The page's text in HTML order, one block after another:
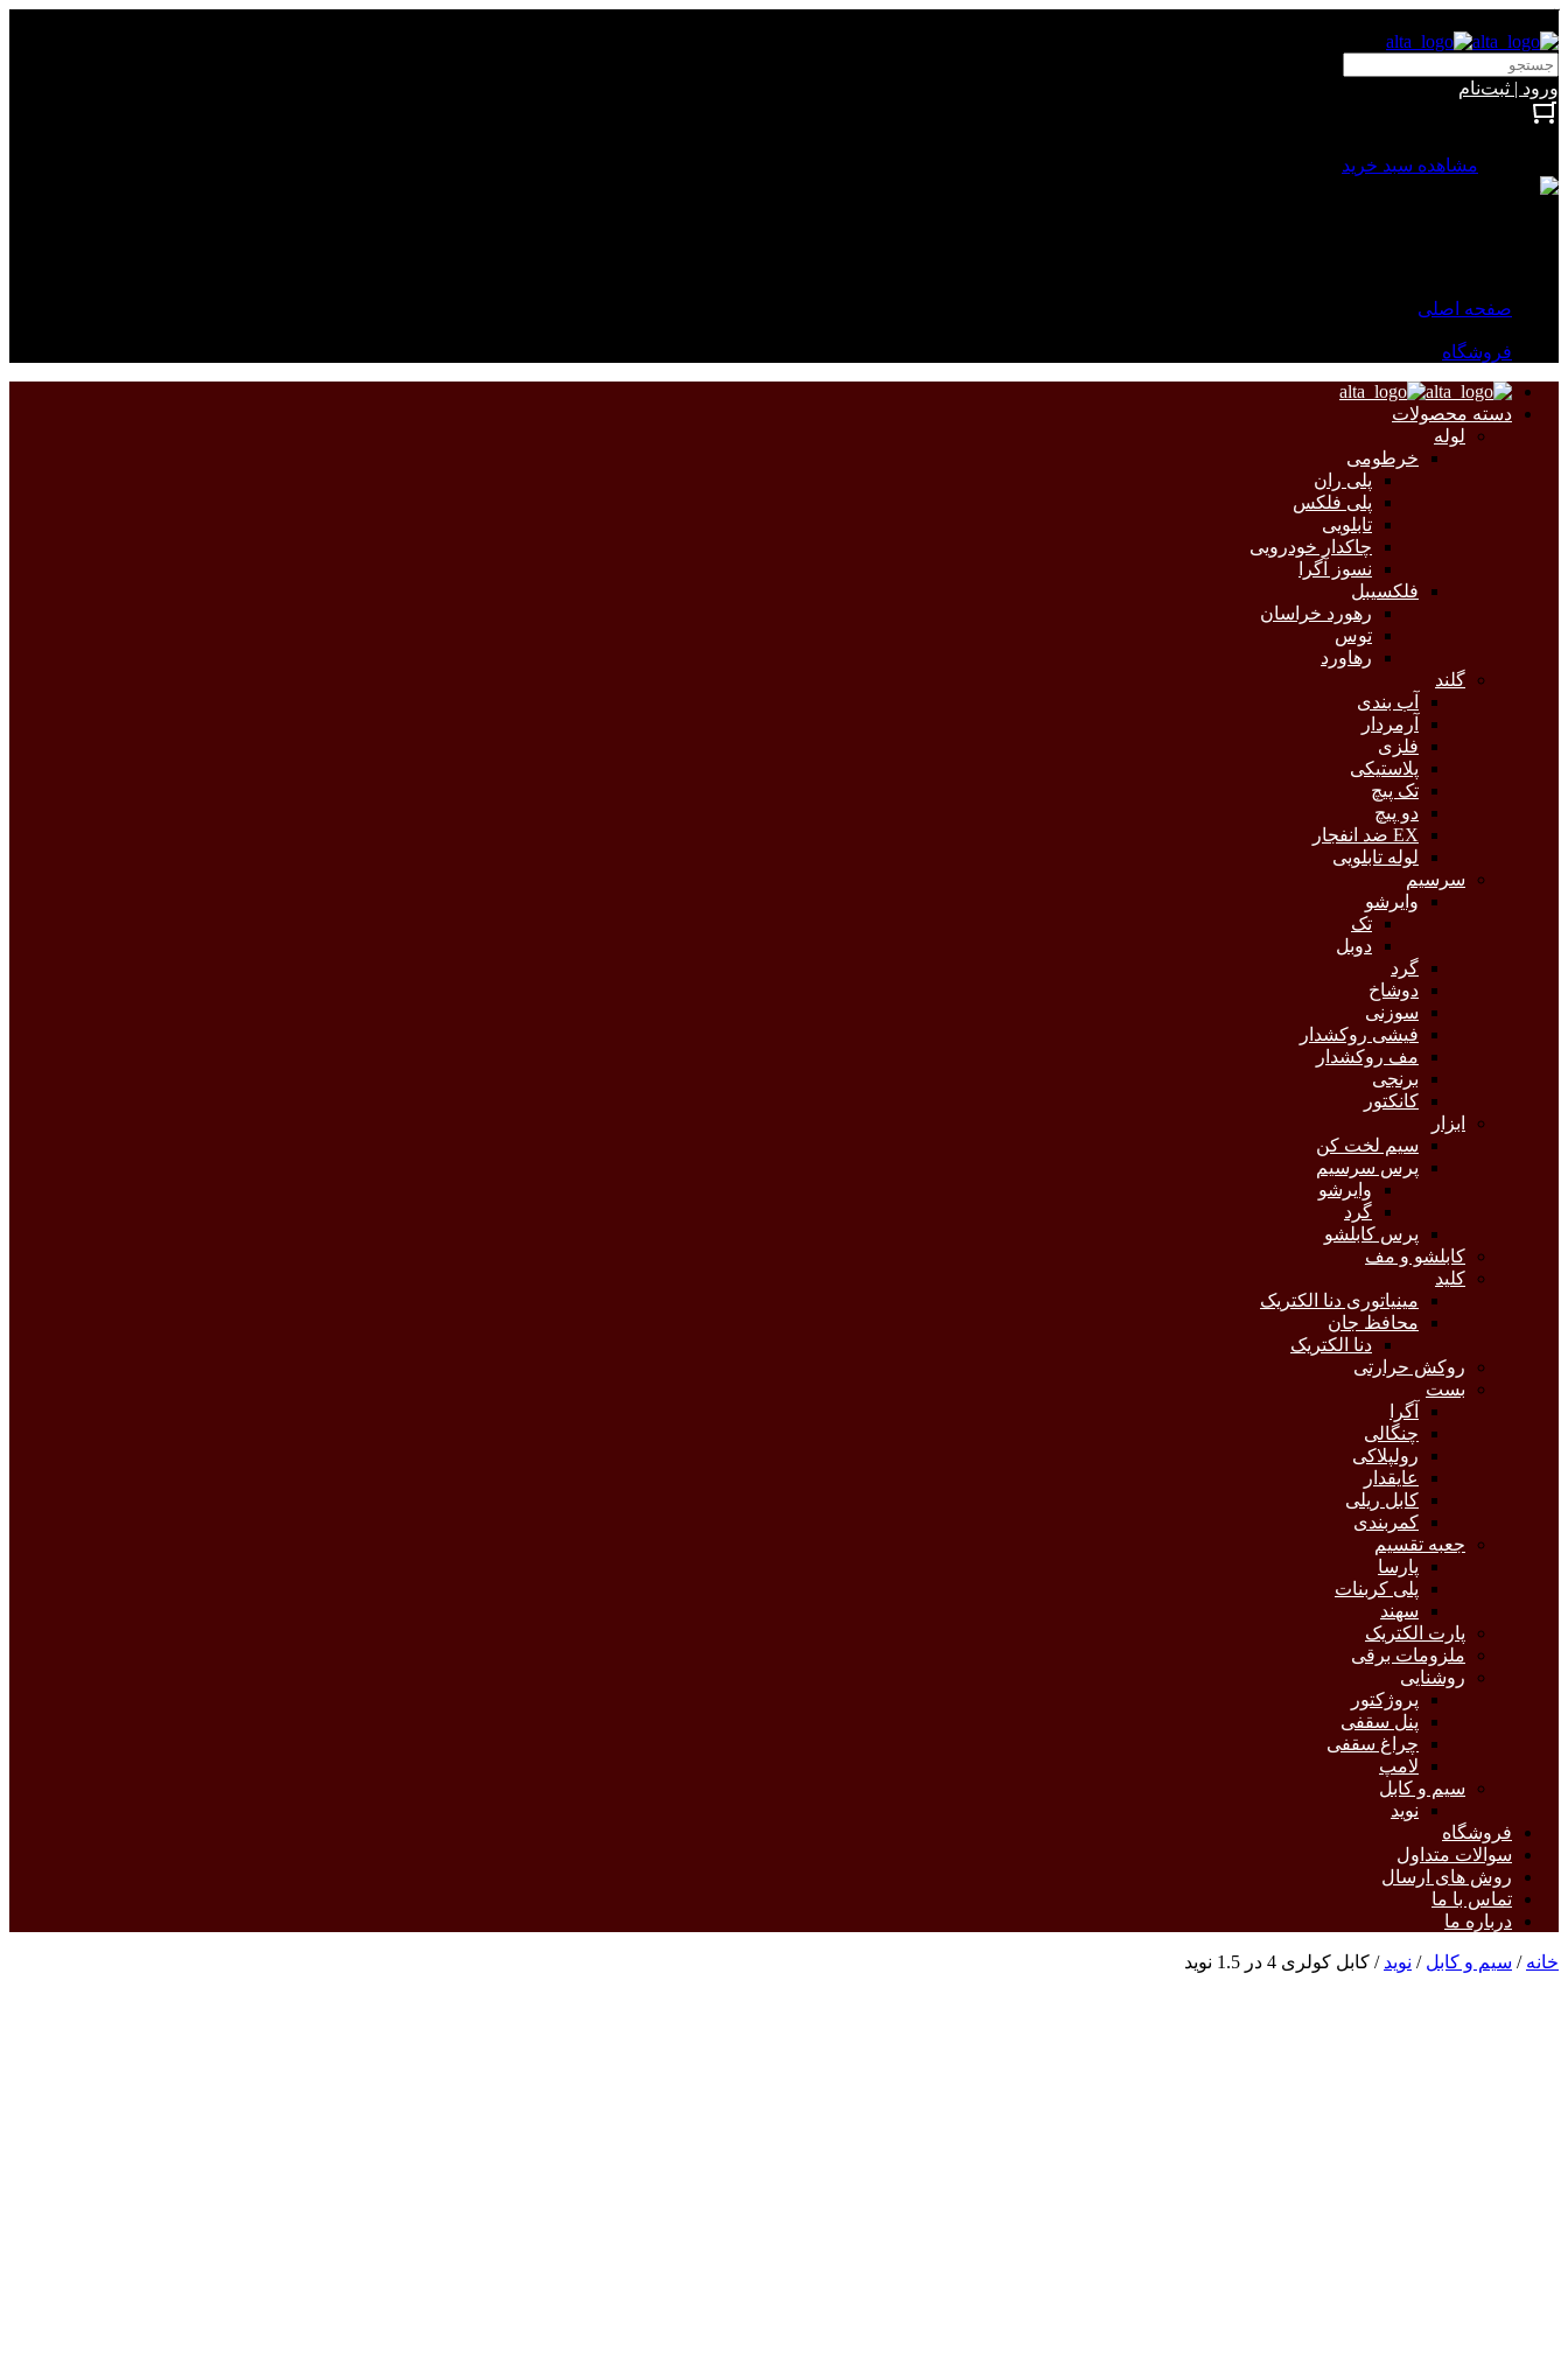
ورود | ثبت‌نام
مشاهده سبد خرید
صفحه اصلی
فروشگاه
دسته محصولات
لوله
خرطومی
پلی ران
پلی فلکس
تابلویی
چاکدار خودرویی
نسوز آگرا
فلکسیبل
رهورد خراسان
توس
رهاورد
گلند
آب بندی
آرمردار
فلزی
پلاستیکی
تک پیچ
دو پیچ
EX ضد انفجار
لوله تابلویی
سرسیم
وایرشو
تک
دوبل
گرد
دوشاخ
سوزنی
فیشی روکشدار
مف روکشدار
برنجی
کانکتور
ابزار
سیم لخت کن
پرس سرسیم
وایرشو
گرد
پرس کابلشو
کابلشو و مف
کلید
مینیاتوری دنا الکتریک
محافظ جان
دنا الکتریک
روکش حرارتی
بست
آگرا
چنگالی
رولپلاکی
عایقدار
کابل ریلی
کمربندی
جعبه تقسیم
پارسا
پلی کربنات
سهند
پارت الکتریک
ملزومات برقی
روشنایی
پروژکتور
پنل سقفی
چراغ سقفی
لامپ
سیم و کابل
نوید
فروشگاه
سوالات متداول
روش های ارسال
تماس با ما
درباره ما
خانه / سیم و کابل / نوید / کابل کولری 4 در 1.5 نوید